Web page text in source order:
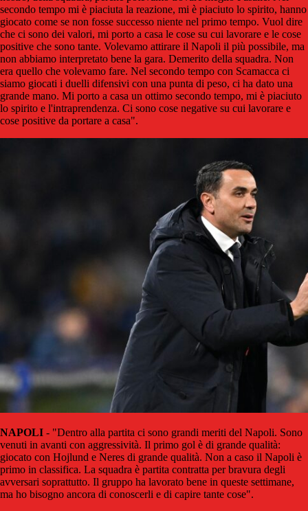
secondo tempo mi è piaciuta la reazione, mi è piaciuto lo spirito, hanno
giocato come se non fosse successo niente nel primo tempo. Vuol dire
che ci sono dei valori, mi porto a casa le cose su cui lavorare e le cose
positive che sono tante. Volevamo attirare il Napoli il più possibile, ma
non abbiamo interpretato bene la gara. Demerito della squadra. Non
era quello che volevamo fare. Nel secondo tempo con Scamacca ci
siamo giocati i duelli difensivi con una punta di peso, ci ha dato una
grande mano. Mi porto a casa un ottimo secondo tempo, mi è piaciuto
lo spirito e l'intraprendenza. Ci sono cose negative su cui lavorare e
cose positive da portare a casa".
NAPOLI - "Dentro alla partita ci sono grandi meriti del Napoli. Sono
venuti in avanti con aggressività. Il primo gol è di grande qualità:
giocato con Hojlund e Neres di grande qualità. Non a caso il Napoli è
primo in classifica. La squadra è partita contratta per bravura degli
avversari soprattutto. Il gruppo ha lavorato bene in queste settimane,
ma ho bisogno ancora di conoscerli e di capire tante cose".